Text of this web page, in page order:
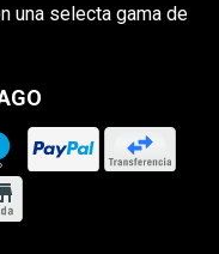
una selecta gama de